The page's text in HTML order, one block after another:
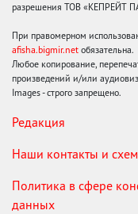
разрешения ТОВ «КЕПРЕЙТ
При правомерном
afisha.bigmir.net обязательна.
Любое копирование,
произведений и/или
Images - строго запрещено.
Редакция
Наши контакты и
Политика в сфере
данных